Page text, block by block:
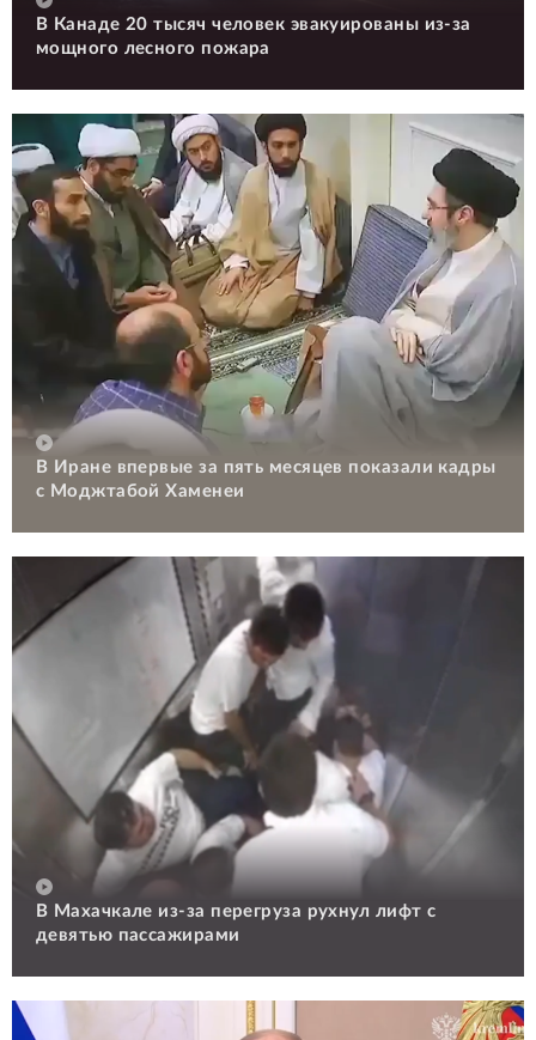
В Канаде 20 тысяч человек эвакуированы из-за
мощного лесного пожара
В Иране впервые за пять месяцев показали кадры
с Моджтабой Хаменеи
В Махачкале из-за перегруза рухнул лифт с
девятью пассажирами